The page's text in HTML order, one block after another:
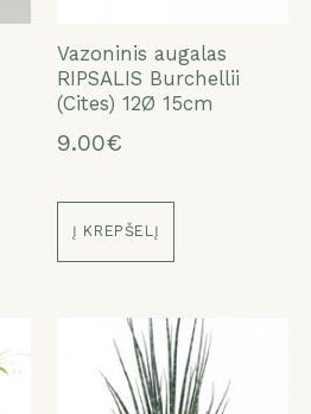
Vazoninis augalas
RIPSALIS Burchellii
(Cites) 12Ø 15cm
9.00€
Į KREPŠELĮ